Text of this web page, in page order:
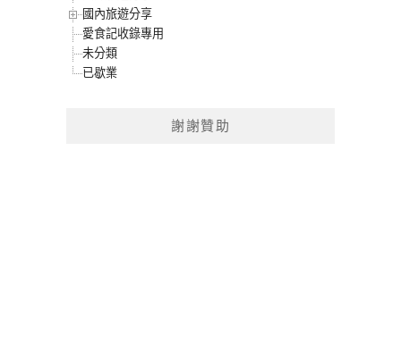
國內旅遊分享
愛食記收錄專用
未分類
已歇業
謝謝贊助